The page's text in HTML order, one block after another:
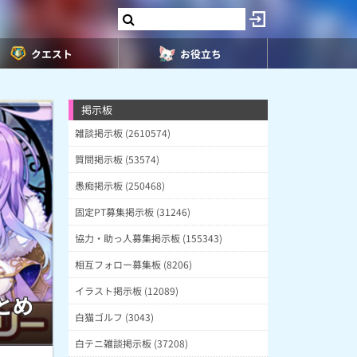
クエスト お役立ち
め
掲示板
雑談掲示板 (2610574)
質問掲示板 (53574)
愚痴掲示板 (250468)
固定PT募集掲示板 (31246)
協力・助っ人募集掲示板 (155343)
相互フォロー募集板 (8206)
イラスト掲示板 (12089)
白猫ゴルフ (3043)
白テニ雑談掲示板 (37208)